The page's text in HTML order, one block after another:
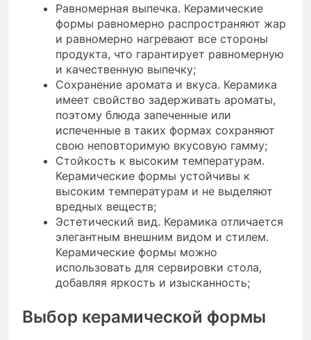
Равномерная выпечка. Керамические
формы равномерно распространяют жар
и равномерно нагревают все стороны
продукта, что гарантирует равномерную
и качественную выпечку;
Сохранение аромата и вкуса. Керамика
имеет свойство задерживать ароматы,
поэтому блюда запеченные или
испеченные в таких формах сохраняют
свою неповторимую вкусовую гамму;
Стойкость к высоким температурам.
Керамические формы устойчивы к
высоким температурам и не выделяют
вредных веществ;
Эстетический вид. Керамика отличается
элегантным внешним видом и стилем.
Керамические формы можно
использовать для сервировки стола,
добавляя яркость и изысканность;
Выбор керамической формы